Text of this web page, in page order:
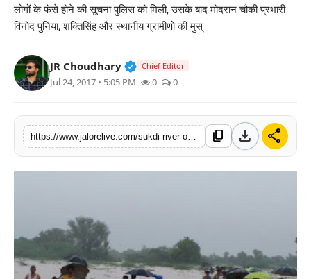
मनोरंजन
तकनीक
विशेष
बिज़नेस
लोगों के फंसे होने की सूचना पुलिस को मिली, उसके बाद मोदरान चौकी प्रभारी
विनोद पुनिया, शक्तिसिंह और स्थानीय ग्रामीणो की मुस्
JR Choudhary Verified Public Figure • 30 Mar,
Chief Editor
Jul 24, 2017 • 5:05 PM 0 0
content_copy download share